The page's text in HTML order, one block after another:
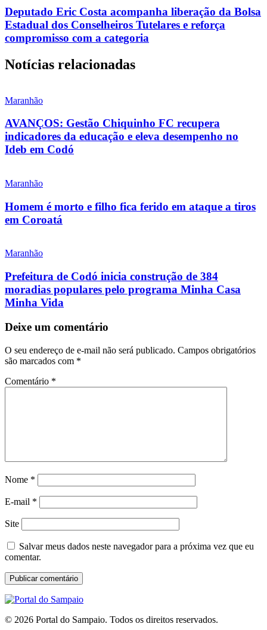
Deputado Eric Costa acompanha liberação da Bolsa
Estadual dos Conselheiros Tutelares e reforça
compromisso com a categoria
Notícias relacionadas
Maranhão
AVANÇOS: Gestão Chiquinho FC recupera
indicadores da educação e eleva desempenho no
Ideb em Codó
Maranhão
Homem é morto e filho fica ferido em ataque a tiros
em Coroatá
Maranhão
Prefeitura de Codó inicia construção de 384
moradias populares pelo programa Minha Casa
Minha Vida
Deixe um comentário
O seu endereço de e-mail não será publicado. Campos obrigatórios
são marcados com *
Comentário *
Nome *
E-mail *
Site
Salvar meus dados neste navegador para a próxima vez que eu
comentar.
© 2026 Portal do Sampaio. Todos os direitos reservados.